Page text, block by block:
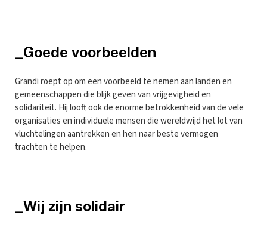
_Goede voorbeelden
Grandi roept op om een voorbeeld te nemen aan landen en
gemeenschappen die blijk geven van vrijgevigheid en
solidariteit. Hij looft ook de enorme betrokkenheid van de vele
organisaties en individuele mensen die wereldwijd het lot van
vluchtelingen aantrekken en hen naar beste vermogen
trachten te helpen.
_Wij zijn solidair